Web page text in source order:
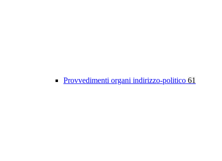
Provvedimenti organi indirizzo-politico 61